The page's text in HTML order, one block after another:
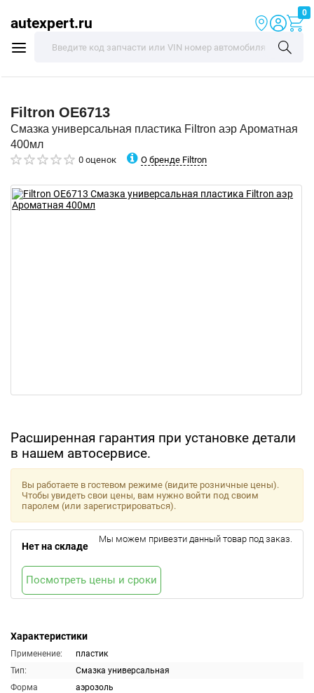
autexpert.ru
0
Filtron OE6713
Смазка универсальная пластика Filtron аэр Ароматная
400мл
0 оценок О бренде Filtron
Расширенная гарантия при установке детали
в нашем автосервисе.
Характеристики
Применение:
пластик
Тип:
Смазка универсальная
Форма
аэрозоль
Вы работаете в гостевом режиме (видите розничные цены).
Чтобы увидеть свои цены, вам нужно войти под своим
паролем (или зарегистрироваться).
Нет на складе
Мы можем привезти данный товар под заказ.
Посмотреть цены и сроки